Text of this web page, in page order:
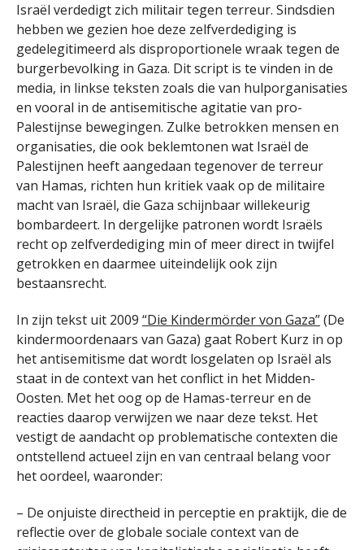
Israël verdedigt zich militair tegen terreur. Sindsdien
hebben we gezien hoe deze zelfverdediging is
gedelegitimeerd als disproportionele wraak tegen de
burgerbevolking in Gaza. Dit script is te vinden in de
media, in linkse teksten zoals die van hulporganisaties
en vooral in de antisemitische agitatie van pro-
Palestijnse bewegingen. Zulke betrokken mensen en
organisaties, die ook beklemtonen wat Israël de
Palestijnen heeft aangedaan tegenover de terreur
van Hamas, richten hun kritiek vaak op de militaire
macht van Israël, die Gaza schijnbaar willekeurig
bombardeert. In dergelijke patronen wordt Israëls
recht op zelfverdediging min of meer direct in twijfel
getrokken en daarmee uiteindelijk ook zijn
bestaansrecht.
In zijn tekst uit 2009 “Die Kindermörder von Gaza”(De
kindermoordenaars van Gaza) gaat Robert Kurz in op
het antisemitisme dat wordt losgelaten op Israël als
staat in de context van het conflict in het Midden-
Oosten. Met het oog op de Hamas-terreur en de
reacties daarop verwijzen we naar deze tekst. Het
vestigt de aandacht op problematische contexten die
ontstellend actueel zijn en van centraal belang voor
het oordeel, waaronder:
– De onjuiste directheid in perceptie en praktijk, die de
reflectie over de globale sociale context van de